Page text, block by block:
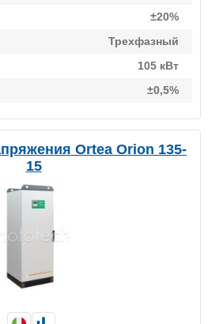
±20%
Трехфазный
105 кВт
±0,5%
Ortea Orion 135-
15